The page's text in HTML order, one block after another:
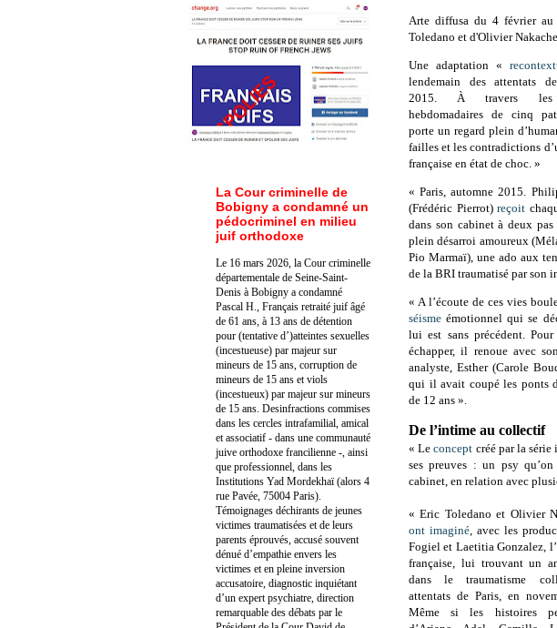
Arte diffusa du 4 février
Toledano et d'Olivier Nakache.
Une adaptation «
lendemain des attentats
2015. À travers les
hebdomadaires de cinq
porte un regard plein
failles et les contradictions
française en état de choc. »
« Paris, automne 2015.
(Frédéric Pierrot)reçoit
dans son cabinet à deux
plein désarroi amoureux
Pio Marmaï), une ado aux
de la BRI traumatisé par son
« A l’écoute de ces vies
séisme émotionnel qui se
lui est sans précédent.
échapper, il renoue avec
analyste, Esther (Carole
qui il avait coupé les ponts
de 12 ans ».
De l’intime au collectif
« Leconcept créé par la
ses preuves : un psy qu’on
cabinet, en relation avec
« Eric Toledano et Olivier
ont imaginé, avec les
Fogiel et Laetitia Gonzalez,
française, lui trouvant un
dans le traumatisme
attentats de Paris, en
Même si les histoires
La Cour criminelle de
Bobigny a condamné un
pédocriminel en milieu
juif orthodoxe
Le 16 mars 2026, la Cour criminelle
départementale de Seine-Saint-
Denis à Bobigny a condamné
Pascal H., Français retraité juif âgé
de 61 ans, à 13 ans de détention
pour (tentative d’)atteintes sexuelles
(incestueuse) par majeur sur
mineurs de 15 ans, corruption de
mineurs de 15 ans et viols
(incestueux) par majeur sur mineurs
de 15 ans. Desinfractions commises
dans les cercles intrafamilial, amical
et associatif - dans une communauté
juive orthodoxe francilienne -, ainsi
que professionnel, dans les
Institutions Yad Mordekhaï (alors 4
rue Pavée, 75004 Paris).
Témoignages déchirants de jeunes
victimes traumatisées et de leurs
parents éprouvés, accusé souvent
dénué d’empathie envers les
victimes et en pleine inversion
accusatoire, diagnostic inquiétant
d’un expert psychiatre, direction
remarquable des débats par le